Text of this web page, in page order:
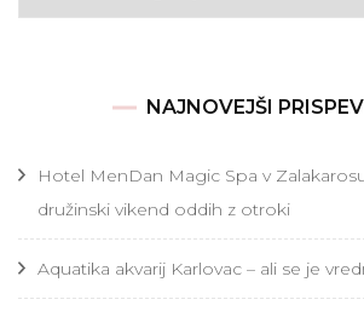
NAJNOVEJŠI
Hotel MenDan Magic Spa v
družinski vikend oddih z otroki
Aquatika akvarij Karlovac – ali se je